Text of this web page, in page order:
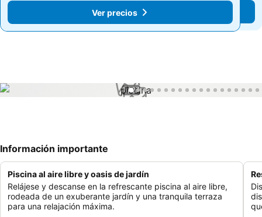
Ver precios
Ver precios
1 / 27
Información importante
Piscina al aire libre y oasis de jardín
Relájese y descanse en la refrescante piscina al aire libre,
rodeada de un exuberante jardín y una tranquila terraza
para una relajación máxima.